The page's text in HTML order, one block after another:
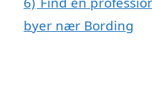
byer nær Bording